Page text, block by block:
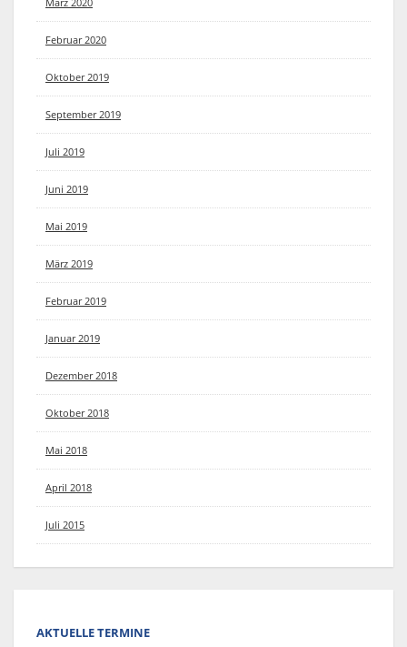
Februar 2020
Oktober 2019
September 2019
Juli 2019
Juni 2019
Mai 2019
März 2019
Februar 2019
Januar 2019
Dezember 2018
Oktober 2018
Mai 2018
April 2018
Juli 2015
AKTUELLE TERMINE